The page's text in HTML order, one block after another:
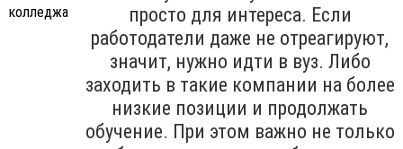
просто для интереса. Если
работодатели даже не отреагируют,
значит, нужно идти в вуз. Либо
заходить в такие компании на более
низкие позиции и продолжать
обучение. При этом важно не только